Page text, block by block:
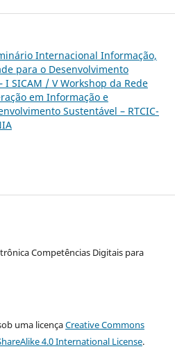
Internacional Informação,
para o Desenvolvimento
SICAM / V Workshop da Rede
em Informação e
Sustentável – RTCIC-
Competências Digitais para
uma licençaCreative Commons
4.0 International License.